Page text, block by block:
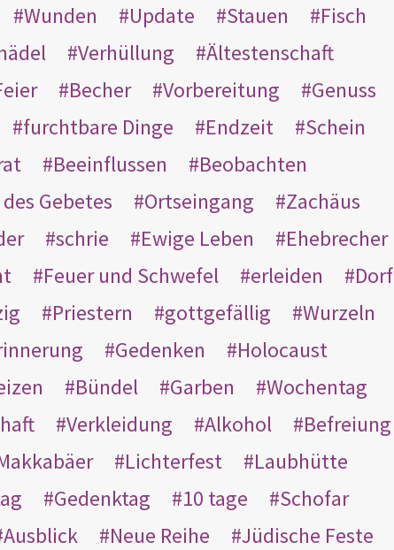
Wunden Update Stauen
Fisch
Verhüllung
Ältestenschaft
Becher Vorbereitung
Genuss
furchtbare Dinge Endzeit
Schein
Beeinflussen
Beobachten
Gebetes Ortseingang
Zachäus
schrie Ewige Leben
Ehebrecher
Feuer und Schwefel erleiden
Dorf
Priestern gottgefällig
Wurzeln
Gedenken
Holocaust
Bündel Garben
Wochentag
Verkleidung Alkohol
Befreiung
Lichterfest
Laubhütte
Gedenktag 10 tage
Schofar
Ausblick Neue Reihe
Jüdische Feste